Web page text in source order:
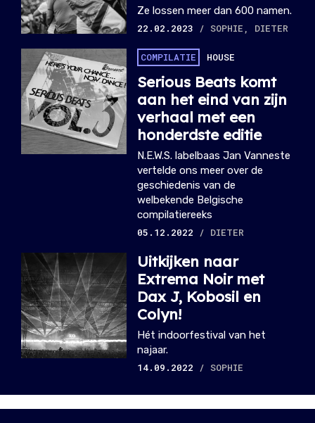
Ze lossen meer dan 600 namen.
22.02.2023
/ SOPHIE, DIETER
COMPILATIE HOUSE
Serious Beats komt
aan het eind van zijn
verhaal met een
honderdste editie
N.E.W.S. labelbaas Jan Vanneste
vertelde ons meer over de
geschiedenis van de
welbekende Belgische
compilatiereeks
05.12.2022
/ DIETER
Uitkijken naar
Extrema Noir met
Dax J, Kobosil en
Colyn!
Hét indoorfestival van het
najaar.
14.09.2022
/ SOPHIE